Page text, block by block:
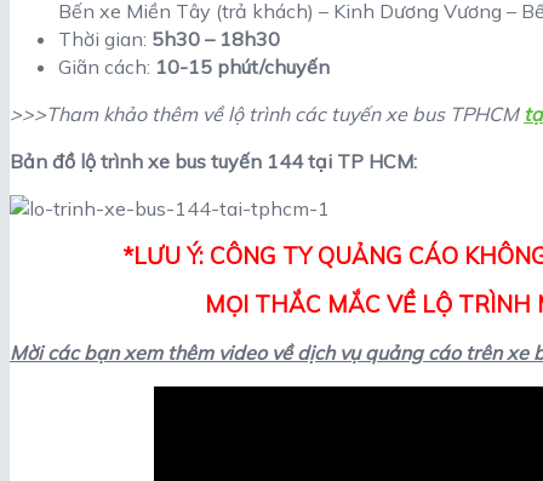
Bến xe Miền Tây (trả khách) – Kinh Dương Vương –
Thời gian: 5h30 – 18h30
Giãn cách: 10-15 phút/chuyến
>>>Tham khảo thêm về lộ trình các tuyến xe bus TPHCM
Bản đồ lộ trình xe bus tuyến 144 tại TP HCM:
*LƯU Ý: CÔNG TY QUẢNG CÁO
MỌI THẮC MẮC VỀ LỘ TRÌNH
Mời các bạn xem thêm video về dịch vụ quảng cáo trên xe